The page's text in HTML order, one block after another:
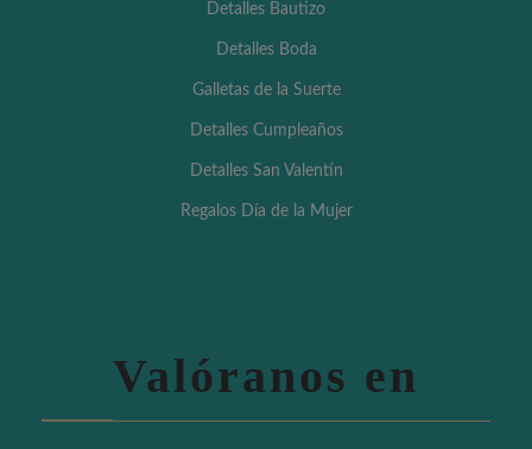
Detalles Bautizo
Detalles Boda
Galletas de la Suerte
Detalles Cumpleaños
Detalles San Valentín
Regalos Día de la Mujer
Valóranos en